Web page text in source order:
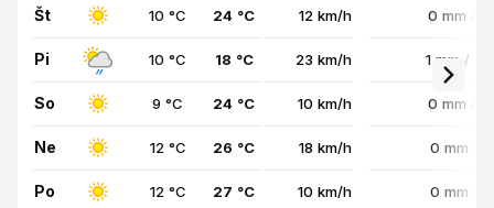
Št 10 °C 24 °C 12 km/h 0 mm /
Pi 10 °C 18 °C 23 km/h 1 mm /
So 9 °C 24 °C 10 km/h 0 mm /
Ne 12 °C 26 °C 18 km/h 0 mm /
Po 12 °C 27 °C 10 km/h 0 mm /